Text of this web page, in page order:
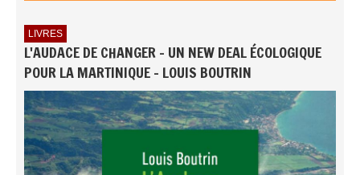
LIVRES
L'AUDACE DE CHANGER - UN NEW DEAL ÉCOLOGIQUE
POUR LA MARTINIQUE - LOUIS BOUTRIN